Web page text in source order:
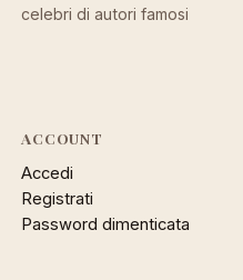
celebri di autori famosi
ACCOUNT
Accedi
Registrati
Password dimenticata